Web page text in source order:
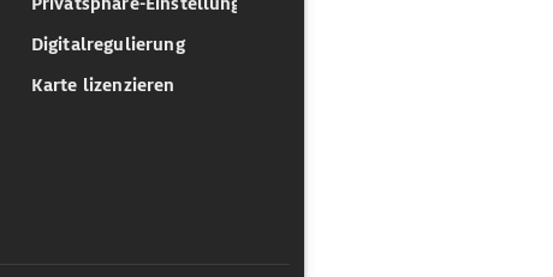
Digitalregulierung
Karte lizenzieren